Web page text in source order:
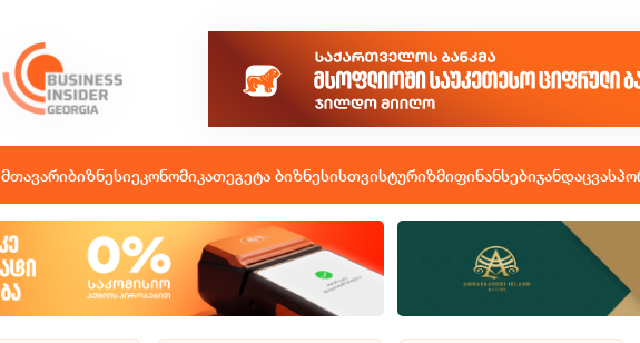
მთავარიბიზნესიეკონომიკათეგეტა ბიზნესისთვისტურიზმიფინანსებიჯანდაცვა